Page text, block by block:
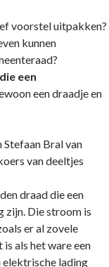
voorstel uitpakken?
kunnen
een
een draadje en
Stefaan Bral van
van deeltjes
draad die een
zijn. Die stroom is
er al zovele
als het ware een
lading